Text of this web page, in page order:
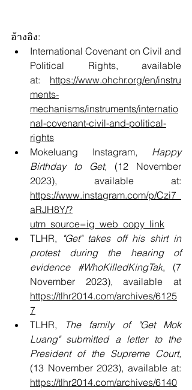
อ้างอิง:
International Covenant on Civil and
Political Rights, available
at:
https://www.ohchr.org/en/instru
ments-
mechanisms/instruments/internatio
nal-covenant-civil-and-political-
rights
Mokeluang Instagram, Happy
Birthday to Get, (12 November
https://www.instagram.com/p/Czi7_
aRJH8Y/?
utm_source=ig_web_copy_link
TLHR,
"Get" takes off his shirt in
protest during the hearing of
evidence #WhoKilledKingTak, (7
https://tlhr2014.com/archives/6125
7
TLHR,
The family of "Get Mok
Luang" submitted a letter to the
https://tlhr2014.com/archives/6140